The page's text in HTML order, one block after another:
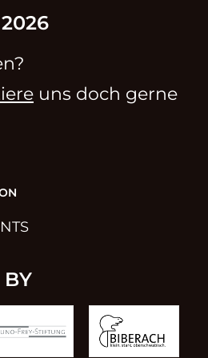
uns doch gerne
BY